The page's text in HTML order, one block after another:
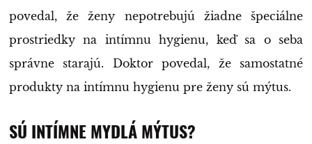
povedal, že ženy nepotrebujú žiadne špeciálne
prostriedky na intímnu hygienu, keď sa o seba
správne starajú. Doktor povedal, že samostatné
produkty na intímnu hygienu pre ženy sú mýtus.
SÚ INTÍMNE MYDLÁ MÝTUS?